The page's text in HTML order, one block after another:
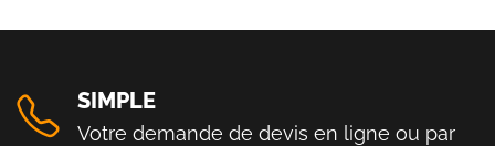
SIMPLE
Votre demande de devis en ligne ou par